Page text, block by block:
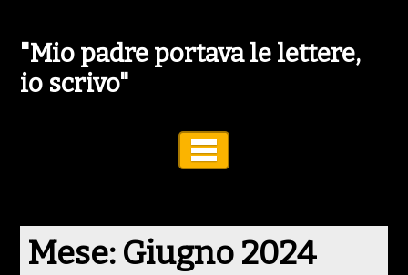
"Mio padre portava le lettere,
io scrivo"
Mese: Giugno 2024